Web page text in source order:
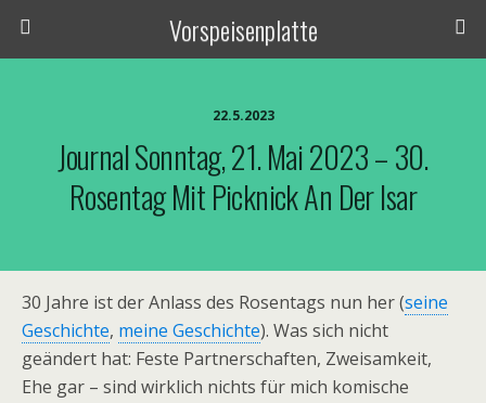
Vorspeisenplatte
22.5.2023
Journal Sonntag, 21. Mai 2023 – 30.
Rosentag Mit Picknick An Der Isar
30 Jahre ist der Anlass des Rosentags nun her (seine
Geschichte, meine Geschichte). Was sich nicht
geändert hat: Feste Partnerschaften, Zweisamkeit,
Ehe gar – sind wirklich nichts für mich komische